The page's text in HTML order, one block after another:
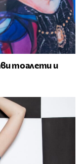
тоалети и